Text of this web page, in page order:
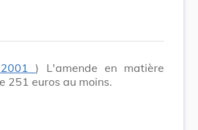
) L'amende en matière
251 euros au moins.